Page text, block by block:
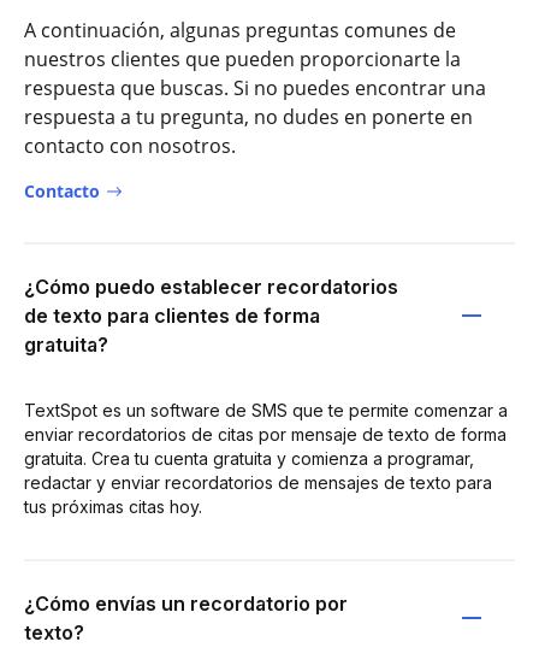
A continuación, algunas preguntas comunes de
nuestros clientes que pueden proporcionarte la
respuesta que buscas. Si no puedes encontrar una
respuesta a tu pregunta, no dudes en ponerte en
contacto con nosotros.
Contacto
¿Cómo puedo establecer recordatorios
de texto para clientes de forma
gratuita?
TextSpot es un software de SMS que te permite comenzar a
enviar recordatorios de citas por mensaje de texto de forma
gratuita. Crea tu cuenta gratuita y comienza a programar,
redactar y enviar recordatorios de mensajes de texto para
tus próximas citas hoy.
¿Cómo envías un recordatorio por
texto?